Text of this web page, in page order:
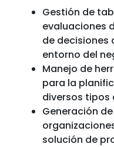
Gestión de
evaluaciones
de decisiones
entorno del
Manejo de
para la
diversos tipos
Generación
solución de